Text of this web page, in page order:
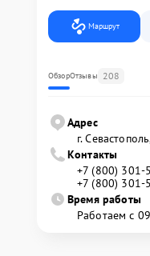
Маршрут
ОбзорОтзывы 208
Адрес
г.
Контакты
+7 (800) 301-
+7 (800) 301-
Время работы
Работаем с